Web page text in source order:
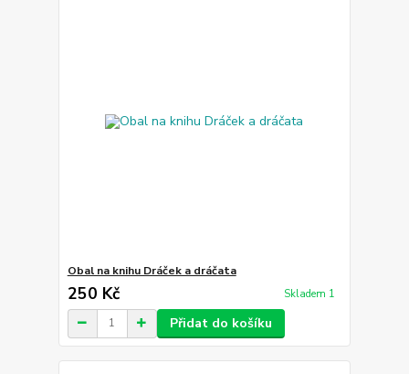
Obal na knihu Dráček a dráčata
250 Kč Skladem 1
Přidat do košíku